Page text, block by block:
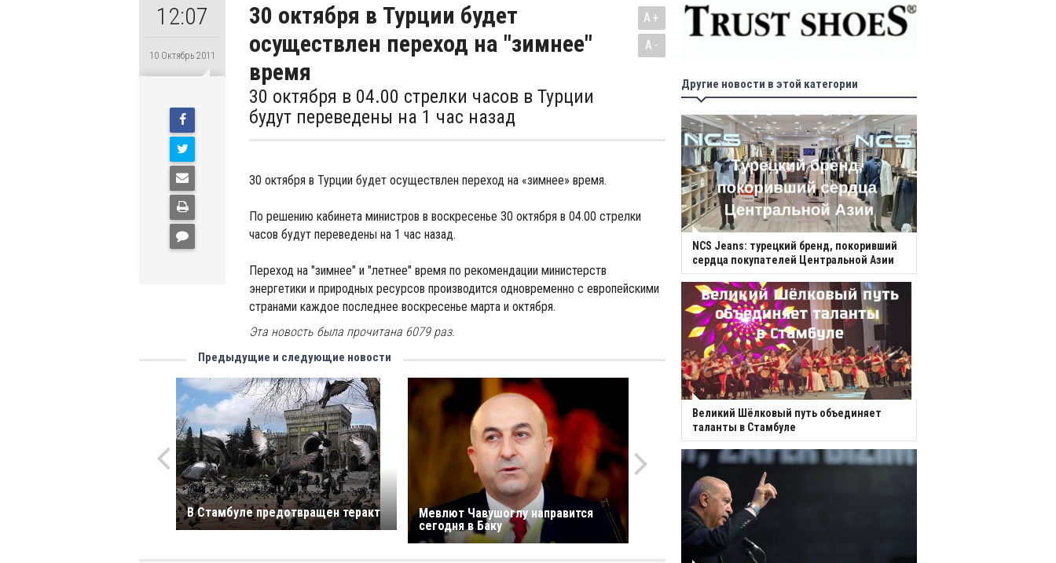
12:07
10 Октябрь 2011
30 октября в Турции будет
осуществлен переход на "зимнее"
время
30 октября в 04.00 стрелки часов в Турции
будут переведены на 1 час назад
A+
A-
30 октября в Турции будет осуществлен переход на «зимнее» время.
По решению кабинета министров в воскресенье 30 октября в 04.00 стрелки
часов будут переведены на 1 час назад.
Переход на "зимнее" и "летнее" время по рекомендации министерств
энергетики и природных ресурсов производится одновременно с европейскими
странами каждое последнее воскресенье марта и октября.
Эта новость была прочитана 6079 раз.
Предыдущие и следующие новости
В Стамбуле предотвращен теракт
Мевлют Чавушоглу направится
сегодня в Баку
Другие новости в этой категории
NCS Jeans: турецкий бренд, покоривший
сердца покупателей Центральной Азии
Великий Шёлковый путь объединяет
таланты в Стамбуле